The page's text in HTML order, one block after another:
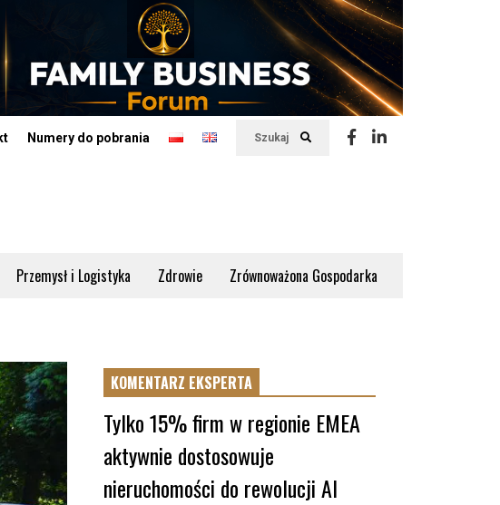
Szukaj
Numery do pobrania
Przemysł i Logistyka Zdrowie Zrównoważona Gospodarka
KOMENTARZ EKSPERTA
Tylko 15% firm w regionie EMEA
aktywnie dostosowuje
nieruchomości do rewolucji AI